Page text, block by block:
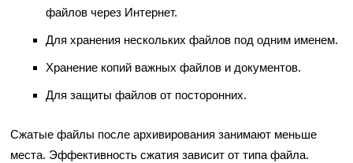
файлов через Интернет.
Для хранения нескольких файлов под одним именем.
Хранение копий важных файлов и документов.
Для защиты файлов от посторонних.
Сжатые файлы после архивирования занимают меньше
места. Эффективность сжатия зависит от типа файла.